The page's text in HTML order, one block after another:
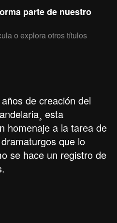
parte de nuestro
o explora otros títulos
de creación del
esta
homenaje a la tarea de
que lo
se hace un registro de